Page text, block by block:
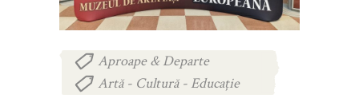
Aproape & Departe
Artă - Cultură - Educație